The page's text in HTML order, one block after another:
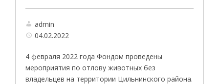
admin
04.02.2022
4 февраля 2022 года Фондом проведены
мероприятия по отлову животных без
владельцев на территории Цильнинского района.